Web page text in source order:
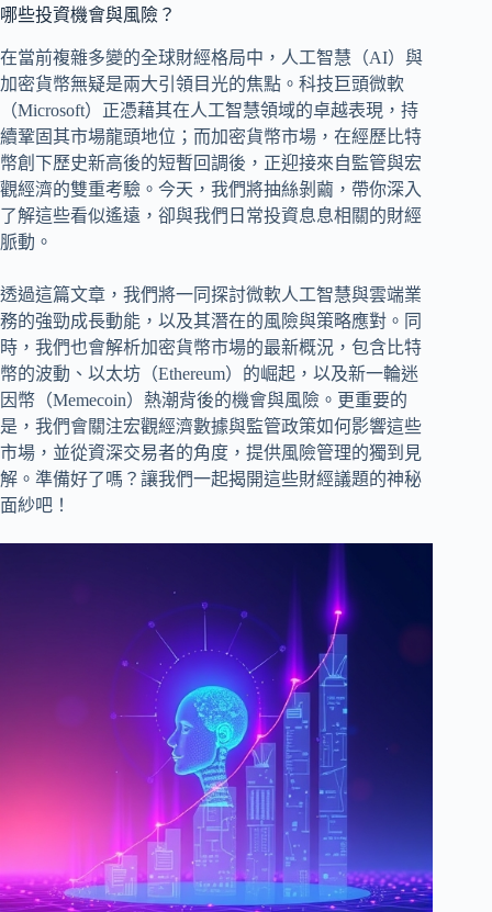
哪些投資機會與風險？
在當前複雜多變的全球財經格局中，人工智慧（AI）與
加密貨幣無疑是兩大引領目光的焦點。科技巨頭微軟
（Microsoft）正憑藉其在人工智慧領域的卓越表現，持
續鞏固其市場龍頭地位；而加密貨幣市場，在經歷比特
幣創下歷史新高後的短暫回調後，正迎接來自監管與宏
觀經濟的雙重考驗。今天，我們將抽絲剝繭，帶你深入
了解這些看似遙遠，卻與我們日常投資息息相關的財經
脈動。
透過這篇文章，我們將一同探討微軟人工智慧與雲端業
務的強勁成長動能，以及其潛在的風險與策略應對。同
時，我們也會解析加密貨幣市場的最新概況，包含比特
幣的波動、以太坊（Ethereum）的崛起，以及新一輪迷
因幣（Memecoin）熱潮背後的機會與風險。更重要的
是，我們會關注宏觀經濟數據與監管政策如何影響這些
市場，並從資深交易者的角度，提供風險管理的獨到見
解。準備好了嗎？讓我們一起揭開這些財經議題的神秘
面紗吧！